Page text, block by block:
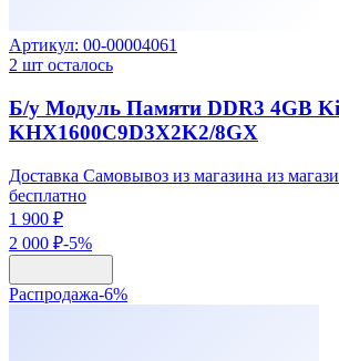
Артикул: 00-00004061
2 шт осталось
Б/у Модуль Памяти DDR3 4GB
KHX1600C9D3X2K2/8GX
Доставка Самовывоз из магазина из
бесплатно
1 900 ₽
2 000 ₽-5%
Распродажа-6%